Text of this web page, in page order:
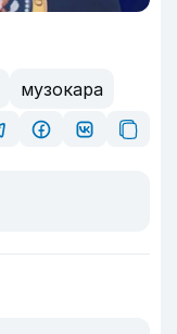
музокара